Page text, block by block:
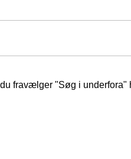
fravælger "Søg i underfora"